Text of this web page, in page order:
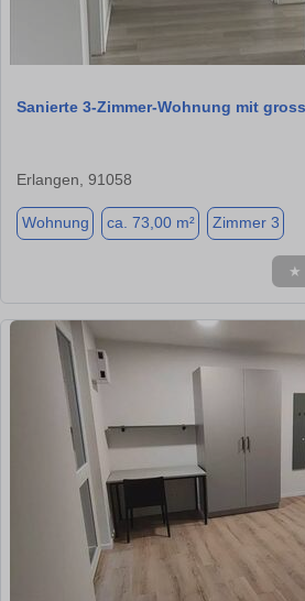
Sanierte 3-Zimmer-Wohnung mit
Erlangen, 91058
Wohnung ca. 73,00 m² Zimmer 3
★